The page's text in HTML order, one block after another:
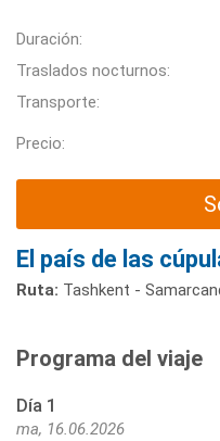
Duración:
Traslados nocturnos:
Transporte:
Precio:
El país de las
Ruta: Tashkent -
Programa del viaje
Día 1
ma, 16.06.2026